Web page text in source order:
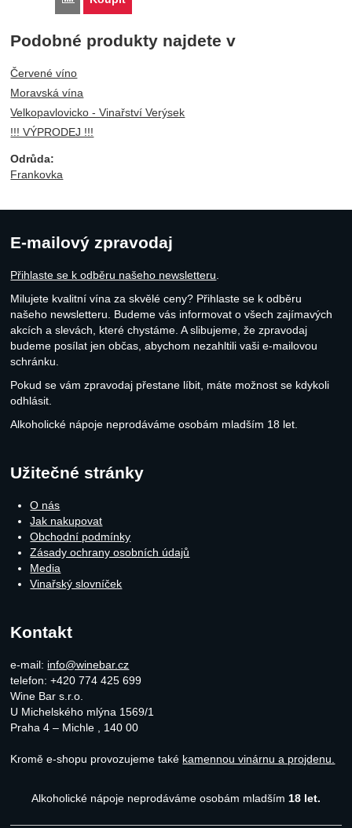
Podobné produkty najdete v
Červené víno
Moravská vína
Velkopavlovicko - Vinařství Verýsek
!!! VÝPRODEJ !!!
Odrůda:
Frankovka
E-mailový zpravodaj
Přihlaste se k odběru našeho newsletteru
Milujete kvalitní vína za skvělé ceny? Přihlaste se k odběru
našeho newsletteru. Budeme vás informovat o všech zajímavých
akcích a slevách, které chystáme. A slibujeme, že zpravodaj
budeme posílat jen občas, abychom nezahltili vaši e-mailovou
schránku.
Pokud se vám zpravodaj přestane líbit, máte možnost se kdykoli
odhlásit.
Alkoholické nápoje neprodáváme osobám mladším 18 let.
Užitečné stránky
O nás
Jak nakupovat
Obchodní podmínky
Zásady ochrany osobních údajů
Media
Vinařský slovníček
Kontakt
e-mail: info@winebar.cz
telefon: +420 774 425 699
Wine Bar s.r.o.
U Michelského mlýna 1569/1
Praha 4 – Michle
140 00
Kromě e-shopu provozujeme také kamennou vinárnu a projdenu.
Alkoholické nápoje neprodáváme osobám mladším 18 let.